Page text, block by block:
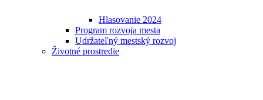
Hlasovanie 2024
Program rozvoja mesta
Udržateľný mestský rozvoj
Životné prostredie